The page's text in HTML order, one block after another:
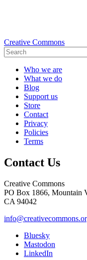
Creative Commons
Who we are
What we do
Blog
Support us
Store
Contact
Privacy
Policies
Terms
Contact Us
Creative Commons
PO Box 1866, Mountain
CA 94042
Bluesky
Mastodon
LinkedIn